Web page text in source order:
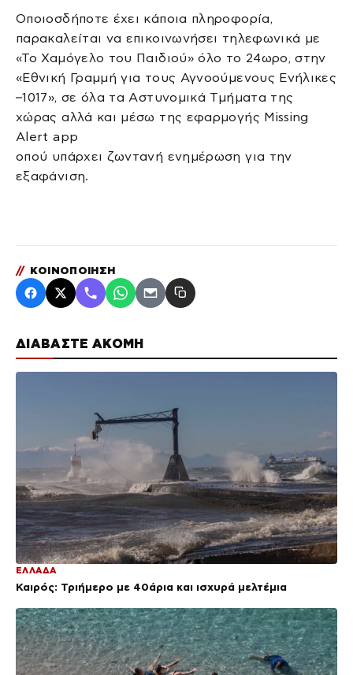
ΔΙΑΒΑΣΤΕ ΑΚΟΜΗ
ΕΛΛΑΔΑ
Καιρός: Τριήμερο με 40άρια και ισχυρά μελτέμια
Οποιοσδήποτε έχει κάποια πληροφορία,
παρακαλείται να επικοινωνήσει τηλεφωνικά με
«Το Χαμόγελο του Παιδιού» όλο το 24ωρο, στην
«Εθνική Γραμμή για τους Αγνοούμενους Ενήλικες
–1017», σε όλα τα Αστυνομικά Τμήματα της
χώρας αλλά και μέσω της εφαρμογής Missing
Alert app
οπού υπάρχει ζωντανή ενημέρωση για την
εξαφάνιση.
// ΚΟΙΝΟΠΟΙΗΣΗ